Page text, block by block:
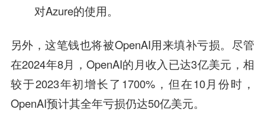
对Azure的使用。
另外，这笔钱也将被OpenAI用来填补亏损。尽管
在2024年8月，OpenAI的月收入已达3亿美元，相
较于2023年初增长了1700%，但在10月份时，
OpenAI预计其全年亏损仍达50亿美元。